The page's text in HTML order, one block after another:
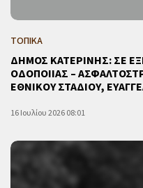
ΤΟΠΙΚΑ
ΔΗΜΟΣ ΚΑΤΕΡΙΝΗΣ: ΣΕ
ΟΔΟΠΟΙΙΑΣ –
ΕΘΝΙΚΟΥ ΣΤΑΔΙΟΥ,
16 Ιουλίου 2026 08:01